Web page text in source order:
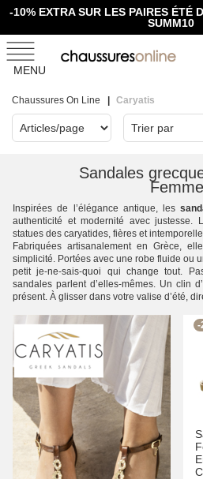
-10% EXTRA SUR LES PAIRES ÉTÉ
SUMM10
MENU
Chaussures On Line Caryatis
Sandales
Femme
Inspirées de l’élégance antique, les
authenticité et modernité avec justesse.
statues des caryatides, fières et
Fabriquées artisanalement en Grèce,
simplicité. Portées avec une robe fluide ou
petit je-ne-sais-quoi qui change tout.
sandales parlent d’elles-mêmes. Un clin
présent. À glisser dans votre valise d’été,
-